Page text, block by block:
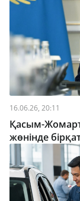
16.06.26, 20:11
Қасым-
жөнінде